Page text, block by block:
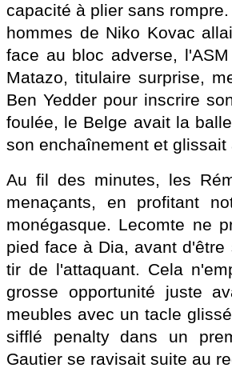
capacité à plier sans
hommes de Niko Kovac
face au bloc adverse,
Matazo, titulaire surprise,
Ben Yedder pour inscrire
foulée, le Belge avait la
son enchaînement et
Au fil des minutes, les
menaçants, en profitant
monégasque. Lecomte ne
pied face à Dia, avant
tir de l'attaquant. Cela
grosse opportunité juste
meubles avec un tacle
sifflé penalty dans un
Gautier se ravisait suite au